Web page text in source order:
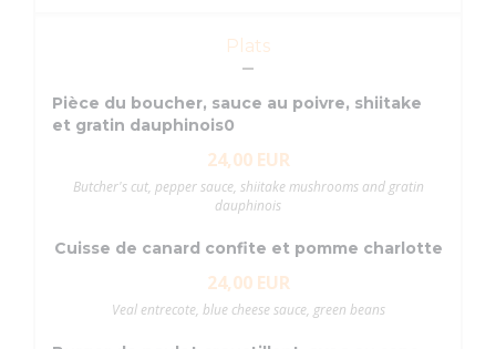
Plats
Pièce du boucher, sauce au poivre, shiitake
et gratin dauphinois0
24,00 EUR
Butcher's cut, pepper sauce, shiitake mushrooms and gratin
dauphinois
Cuisse de canard confite et pomme charlotte
24,00 EUR
Veal entrecote, blue cheese sauce, green beans